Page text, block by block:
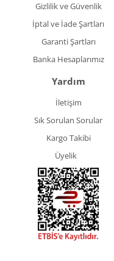
Gizlilik ve Güvenlik
İptal ve İade Şartları
Garanti Şartları
Banka Hesaplarımız
Yardım
İletişim
Sık Sorulan Sorular
Kargo Takibi
Üyelik